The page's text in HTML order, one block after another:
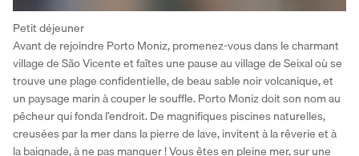
Petit déjeuner
Avant de rejoindre Porto Moniz, promenez-vous dans le charmant
village de São Vicente et faîtes une pause au village de Seixal où se
trouve une plage confidentielle, de beau sable noir volcanique, et
un paysage marin à couper le souffle. Porto Moniz doit son nom au
pêcheur qui fonda l’endroit. De magnifiques piscines naturelles,
creusées par la mer dans la pierre de lave, invitent à la rêverie et à
la baignade, à ne pas manquer ! Vous êtes en pleine mer, sur une